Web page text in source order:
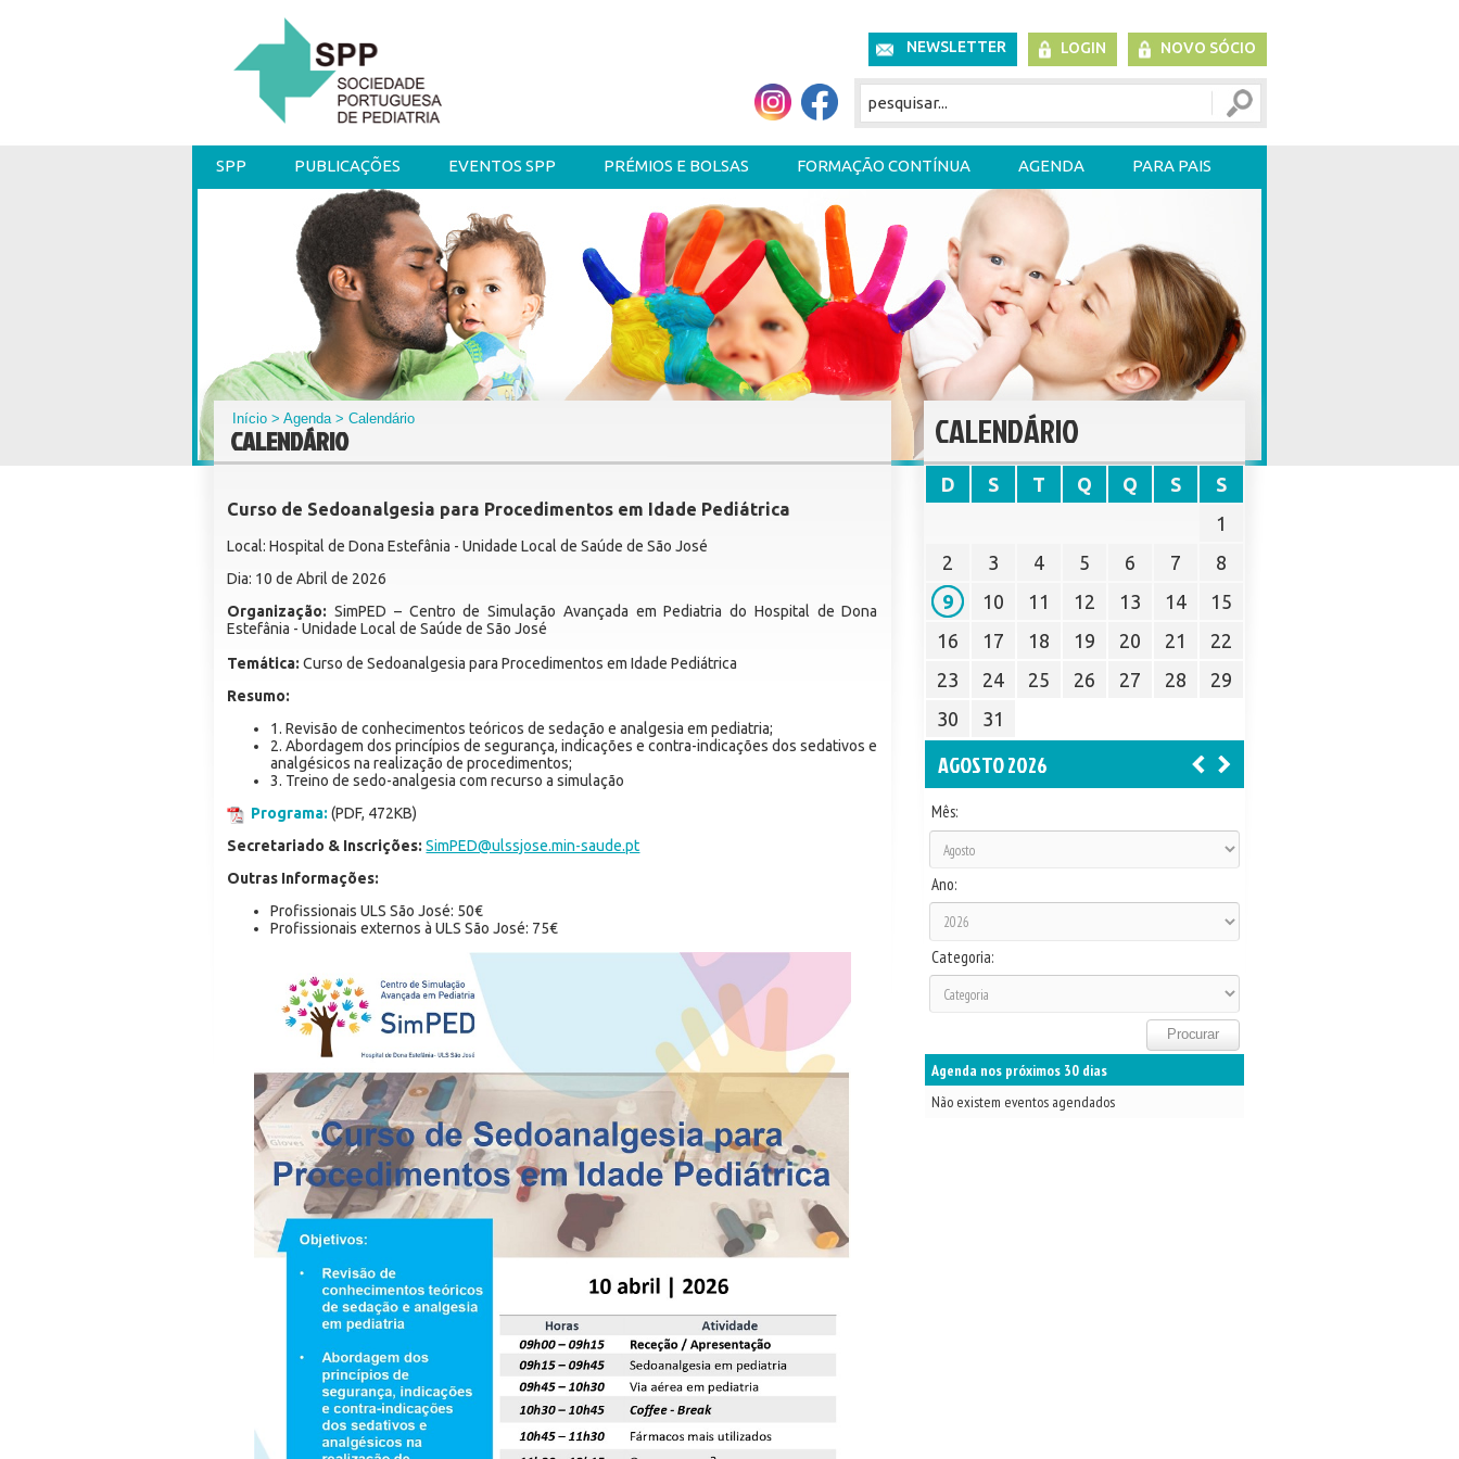
NEWSLETTER LOGIN NOVO SÓCIO
SPP PUBLICAÇÕES EVENTOS SPP PRÉMIOS E BOLSAS FORMAÇÃO CONTÍNUA AGENDA PARA PAIS
Início >Agenda> Calendário
CALENDÁRIO
Curso de Sedoanalgesia para Procedimentos em Idade Pediátrica
Local: Hospital de Dona Estefânia - Unidade Local de Saúde de São José
Dia: 10 de Abril de 2026
Organização: SimPED – Centro de Simulação Avançada em Pediatria do Hospital de Dona
Estefânia - Unidade Local de Saúde de São José
Temática: Curso de Sedoanalgesia para Procedimentos em Idade Pediátrica
Resumo:
1. Revisão de conhecimentos teóricos de sedação e analgesia em pediatria;
2. Abordagem dos princípios de segurança, indicações e contra-indicações dos sedativos e
analgésicos na realização de procedimentos;
3. Treino de sedo-analgesia com recurso a simulação
Programa: (PDF, 472KB)
Secretariado & Inscrições: SimPED@ulssjose.min-saude.pt
Outras Informações:
Profissionais ULS São José: 50€
Profissionais externos à ULS São José: 75€
CALENDÁRIO
D S T Q Q S
S
1
2
3 4 5 6 7
8
9
10 11 12 13 14
15
16
17 18 19 20 21
22
23
24 25 26 27 28
29
30
31
AGOSTO 2026
Mês:
Ano:
Categoria:
Agenda nos próximos 30 dias
Não existem eventos agendados